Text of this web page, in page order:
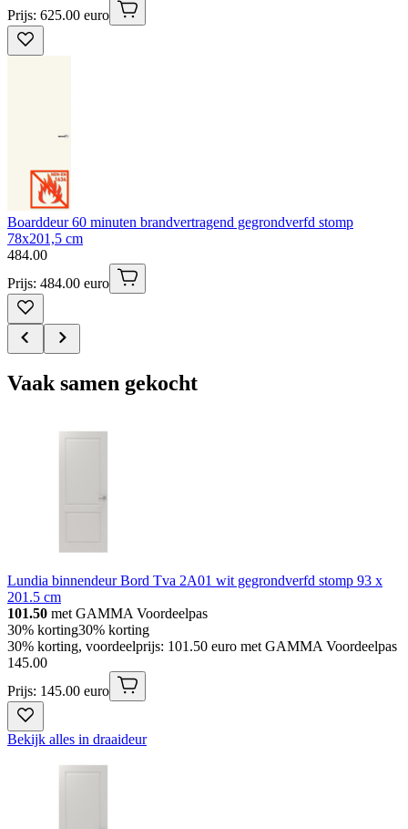
Prijs: 625.00 euro
Boarddeur 60 minuten brandvertragend gegrondverfd stomp
78x201,5 cm
484.00
Prijs: 484.00 euro
Vaak samen gekocht
Lundia binnendeur Bord Tva 2A01 wit gegrondverfd stomp 93 x
201.5 cm
101.50 met GAMMA Voordeelpas
30% korting30% korting
30% korting, voordeelprijs: 101.50 euro met GAMMA Voordeelpas
145.00
Prijs: 145.00 euro
Bekijk alles in draaideur